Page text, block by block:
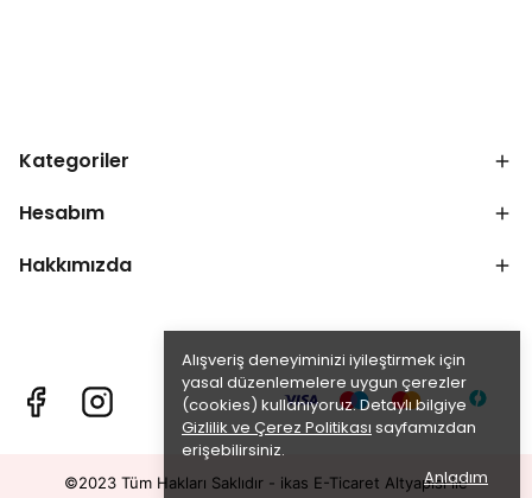
Alışveriş deneyiminizi iyileştirmek için
yasal düzenlemelere uygun çerezler
(cookies) kullanıyoruz. Detaylı bilgiye
Gizlilik ve Çerez Politikası sayfamızdan
erişebilirsiniz.
Anladım
Kategoriler
Hesabım
Hakkımızda
©2023 Tüm Hakları Saklıdır - ikas E-Ticaret Altyapısı ile